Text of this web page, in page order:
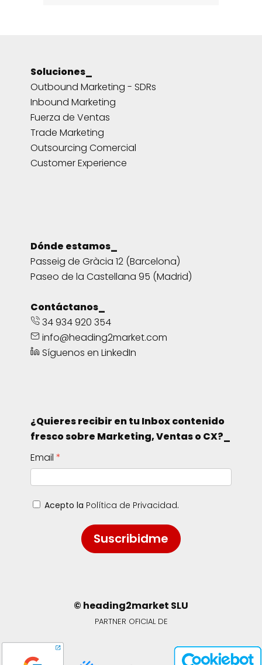
Soluciones_
Outbound Marketing - SDRs
Inbound Marketing
Fuerza de Ventas
Trade Marketing
Outsourcing Comercial
Customer Experience
Dónde estamos_
Passeig de Gràcia 12 (Barcelona)
Paseo de la Castellana 95 (Madrid)
Contáctanos_
34 934 920 354
info@heading2market.com
Síguenos en LinkedIn
¿Quieres recibir en tu Inbox contenido
fresco sobre Marketing, Ventas o CX?_
Email
Acepto la Política de Privacidad.
Suscribidme
© heading2market SLU
PARTNER OFICIAL DE